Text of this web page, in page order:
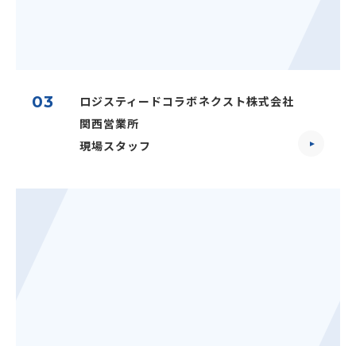
03
ロジスティードコラボネクスト株式会社
関西営業所
現場スタッフ